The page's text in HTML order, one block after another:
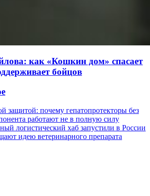
как «Кошкин дом» спасает
бойцов
защитой: почему гепатопротекторы без
работают не в полную силу
логистический хаб запустили в России
идею ветеринарного препарата